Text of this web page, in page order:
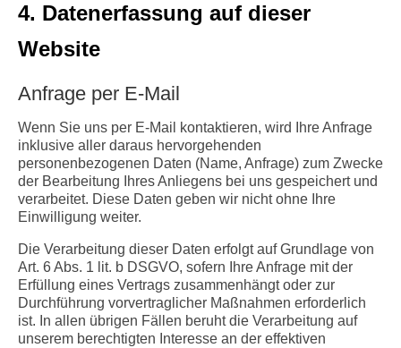
4. Datenerfassung auf dieser
Website
Anfrage per E-Mail
Wenn Sie uns per E-Mail kontaktieren, wird Ihre Anfrage
inklusive aller daraus hervorgehenden
personenbezogenen Daten (Name, Anfrage) zum Zwecke
der Bearbeitung Ihres Anliegens bei uns gespeichert und
verarbeitet. Diese Daten geben wir nicht ohne Ihre
Einwilligung weiter.
Die Verarbeitung dieser Daten erfolgt auf Grundlage von
Art. 6 Abs. 1 lit. b DSGVO, sofern Ihre Anfrage mit der
Erfüllung eines Vertrags zusammenhängt oder zur
Durchführung vorvertraglicher Maßnahmen erforderlich
ist. In allen übrigen Fällen beruht die Verarbeitung auf
unserem berechtigten Interesse an der effektiven